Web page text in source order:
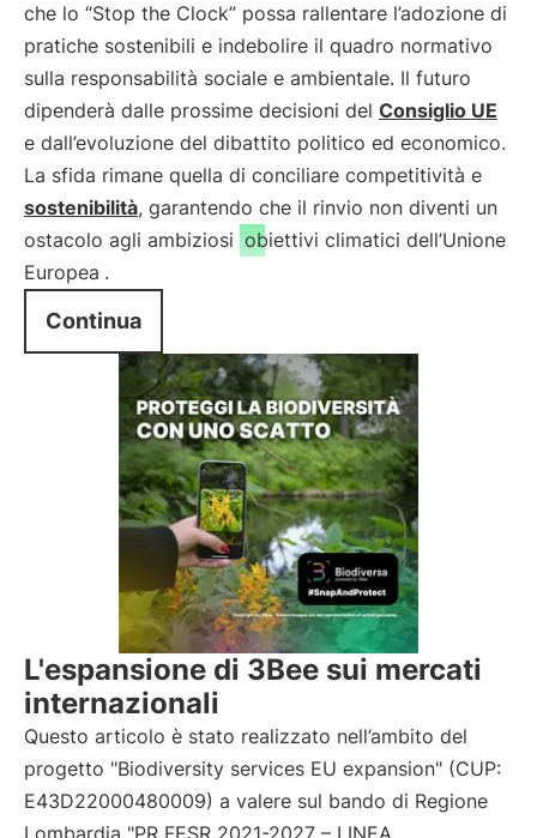
che lo “Stop the Clock” possa rallentare l’adozione di
pratiche sostenibili e indebolire il quadro normativo
sulla responsabilità sociale e ambientale. Il futuro
dipenderà dalle prossime decisioni del Consiglio UE
e dall’evoluzione del dibattito politico ed economico.
La sfida rimane quella di conciliare competitività e
sostenibilità, garantendo che il rinvio non diventi un
ostacolo agli ambiziosi obiettivi climatici dell’Unione
Europea .
Continua
L'espansione di 3Bee sui mercati
internazionali
Questo articolo è stato realizzato nell’ambito del
progetto "Biodiversity services EU expansion" (CUP:
E43D22000480009) a valere sul bando di Regione
Lombardia "PR FESR 2021-2027 – LINEA